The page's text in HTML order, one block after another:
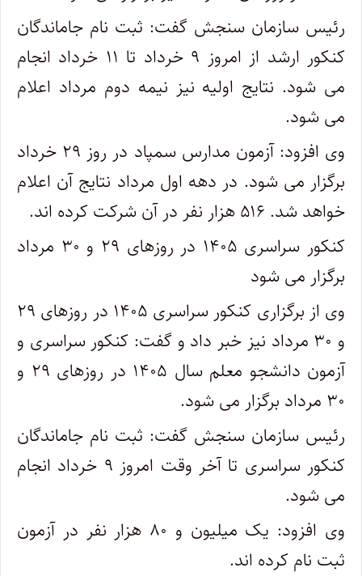
رئیس سازمان سنجش گفت: ثبت نام جاماندگان
کنکور ارشد از امروز ۹ خرداد تا ۱۱ خرداد انجام
می شود. نتایج اولیه نیز نیمه دوم مرداد اعلام
می شود.
وی افزود: آزمون مدارس سمپاد در روز ۲۹ خرداد
برگزار می شود. در دهه اول مرداد نتایج آن اعلام
خواهد شد. ۵۱۶ هزار نفر در آن شرکت کرده اند.
کنکور سراسری ۱۴۰۵ در روزهای ۲۹ و ۳۰ مرداد
برگزار می شود
وی از برگزاری کنکور سراسری ۱۴۰۵ در روزهای ۲۹
و ۳۰ مرداد نیز خبر داد و گفت: کنکور سراسری و
آزمون دانشجو معلم سال ۱۴۰۵ در روزهای ۲۹ و
۳۰ مرداد برگزار می شود.
رئیس سازمان سنجش گفت: ثبت نام جاماندگان
کنکور سراسری تا آخر وقت امروز ۹ خرداد انجام
می شود.
وی افزود: یک میلیون و ۸۰ هزار نفر در آزمون
ثبت نام کرده اند.